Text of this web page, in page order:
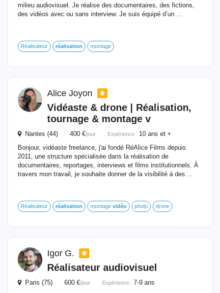
milieu audiovisuel. Je réalise des documentaires, des fictions,
des vidéos avec ou sans interview. Je suis équipé d’un ...
Réalisateur réalisation montage
Alice Joyon
Vidéaste & drone | Réalisation,
tournage & montage v
Nantes (44) 400 €/jour Expérience : 10 ans et +
Bonjour, vidéaste freelance, j'ai fondé RéAlice Films depuis
2011, une structure spécialisée dans la réalisation de
documentaires, reportages, interviews et films institutionnels. À
travers mon travail, je souhaite donner de la visibilité à des ...
Réalisateur réalisation montage vidéo photo drone
Igor G.
Réalisateur audiovisuel
Paris (75) 600 €/jour Expérience : 7-9 ans